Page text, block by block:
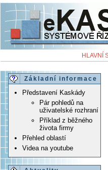
HLAVNÍ
Základní informace
Představení Kaskády
Pár pohledů na
uživatelské rozhraní
Příklad z běžného
života firmy
Přehled oblastí
Videa na youtube